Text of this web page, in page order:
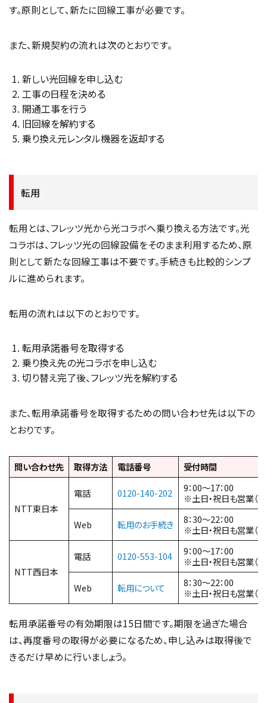
す。原則として、新たに回線工事が必要です。
また、新規契約の流れは次のとおりです。
新しい光回線を申し込む
工事の日程を決める
開通工事を行う
旧回線を解約する
乗り換え元レンタル機器を返却する
転用
転用とは、フレッツ光から光コラボへ乗り換える方法です。光
コラボは、フレッツ光の回線設備をそのまま利用するため、原
則として新たな回線工事は不要です。手続きも比較的シンプ
ルに進められます。
転用の流れは以下のとおりです。
転用承諾番号を取得する
乗り換え先の光コラボを申し込む
切り替え完了後、フレッツ光を解約する
また、転用承諾番号を取得するための問い合わせ先は以下の
とおりです。
問い合わせ先 取得方法 電話番号 受付時間
NTT東日本
電話 0120-140-202
9：00～17：00
※土日・祝日も営業（
Web 転用のお手続き
8：30～22：00
※土日・祝日も営業（
NTT西日本
電話 0120-553-104
9：00～17：00
※土日・祝日も営業（
Web 転用について
8：30～22：00
※土日・祝日も営業（
転用承諾番号の有効期限は15日間です。期限を過ぎた場合
は、再度番号の取得が必要になるため、申し込みは取得後で
きるだけ早めに行いましょう。